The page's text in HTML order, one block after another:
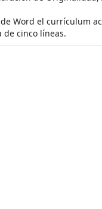
Word el currículum
de cinco líneas.